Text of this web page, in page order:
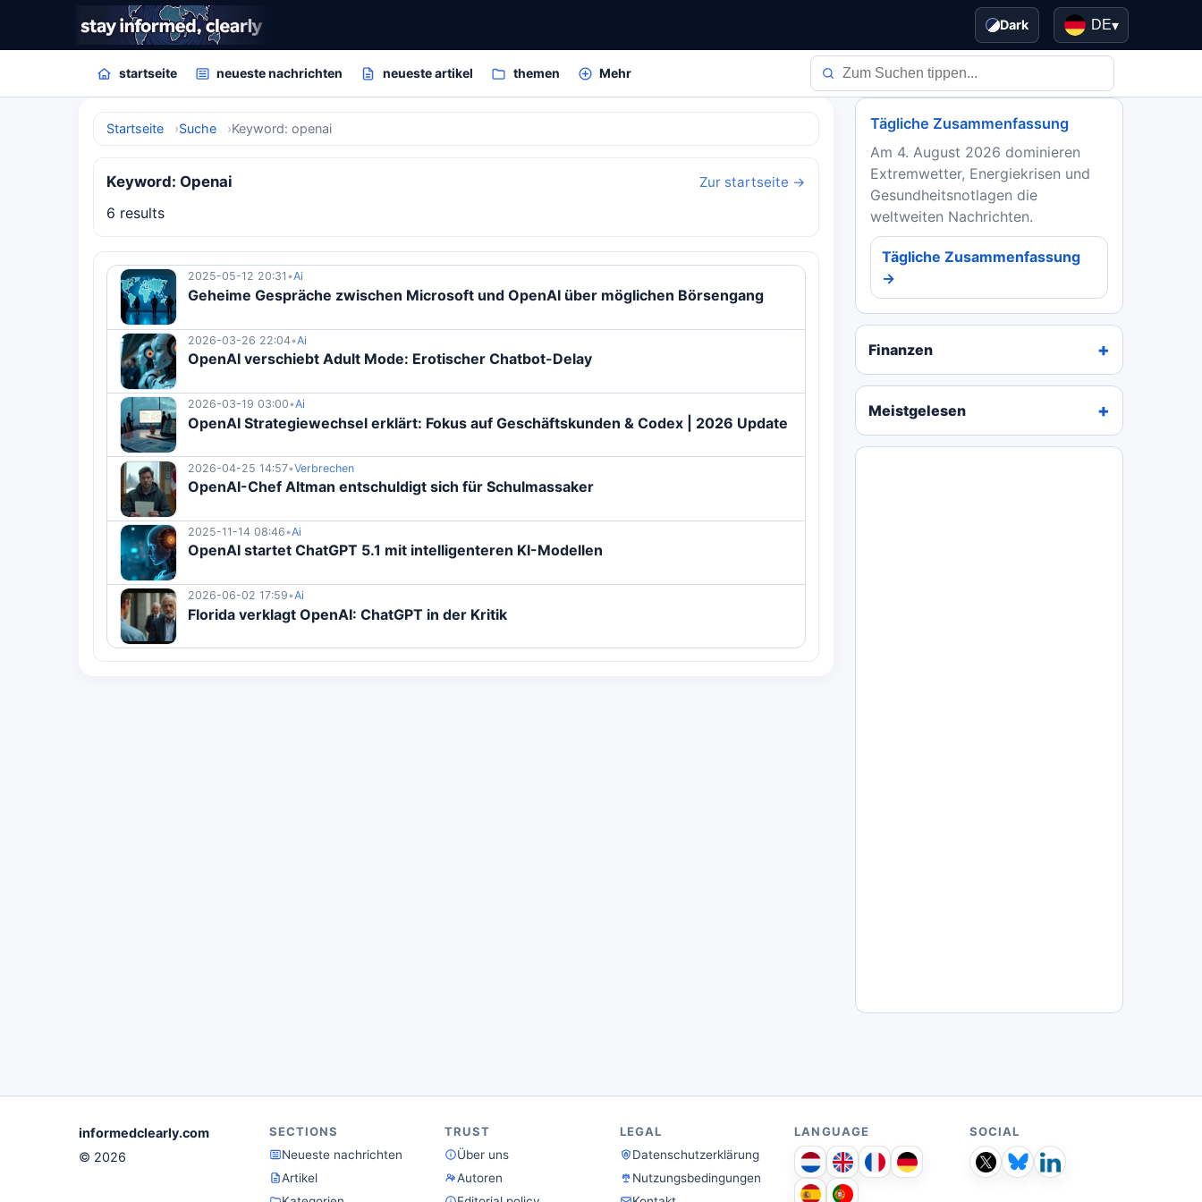
Dark DE▾
startseite neueste nachrichten neueste artikel themen Mehr
Startseite Suche Keyword: openai
Keyword: Openai Zur startseite →
6 results
2025-05-12 20:31 •Ai
Geheime Gespräche zwischen Microsoft und OpenAI über möglichen Börsengang
2026-03-26 22:04•Ai
OpenAI verschiebt Adult Mode: Erotischer Chatbot-Delay
2026-03-19 03:00•Ai
OpenAI Strategiewechsel erklärt: Fokus auf Geschäftskunden & Codex | 2026 Update
2026-04-25 14:57•Verbrechen
OpenAI-Chef Altman entschuldigt sich für Schulmassaker
2025-11-14 08:46•Ai
OpenAI startet ChatGPT 5.1 mit intelligenteren KI-Modellen
2026-06-02 17:59•Ai
Florida verklagt OpenAI: ChatGPT in der Kritik
Tägliche Zusammenfassung
Am 4. August 2026 dominieren
Extremwetter, Energiekrisen und
Gesundheitsnotlagen die
weltweiten Nachrichten.
Tägliche Zusammenfassung
→
Finanzen
Meistgelesen
informedclearly.com
© 2026
SECTIONS
Neueste nachrichten
Artikel
TRUST
Über uns
Autoren
LEGAL
Datenschutzerklärung
Nutzungsbedingungen
LANGUAGE SOCIAL